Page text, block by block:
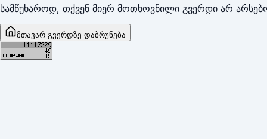
სამწუხაროდ, თქვენ მიერ მოთხოვნილი გვერდი არ
მთავარ გვერდზე დაბრუნება